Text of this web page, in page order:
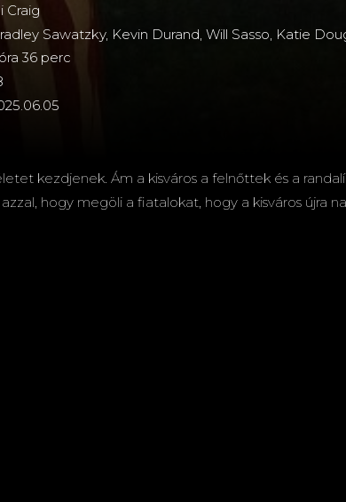
Craig
Sawatzky, Kevin Durand, Will Sasso, Katie
36 perc
kezdjenek. Ám a kisváros a felnőttek és a
hogy megöli a fiatalokat, hogy a kisváros újra